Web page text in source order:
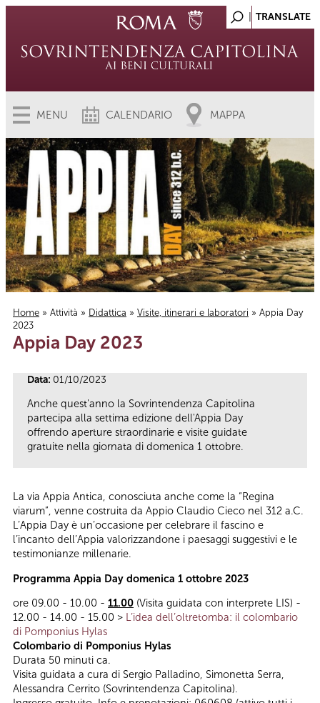
MENU CALENDARIO MAPPA
Tu sei qui
Home » Attività » Didattica » Visite, itinerari e laboratori » Appia Day
2023
Appia Day 2023
Data: 01/10/2023
Anche quest'anno la Sovrintendenza Capitolina
partecipa alla settima edizione dell'Appia Day
offrendo aperture straordinarie e visite guidate
gratuite nella giornata di domenica 1 ottobre.
La via Appia Antica, conosciuta anche come la “Regina
viarum”, venne costruita da Appio Claudio Cieco nel 312 a.C.
L’Appia Day è un’occasione per celebrare il fascino e
l’incanto dell’Appia valorizzandone i paesaggi suggestivi e le
testimonianze millenarie.
Programma Appia Day domenica 1 ottobre 2023
ore 09.00 - 10.00 - 11.00 (Visita guidata con interprete LIS) -
12.00 - 14.00 - 15.00 > L’idea dell’oltretomba: il colombario
di Pomponius Hylas
Colombario di Pomponius Hylas
Durata 50 minuti ca.
Visita guidata a cura di Sergio Palladino, Simonetta Serra,
Alessandra Cerrito (Sovrintendenza Capitolina).